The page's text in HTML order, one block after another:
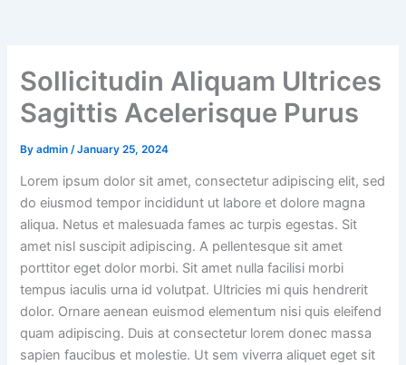
Sollicitudin Aliquam Ultrices
Sagittis Acelerisque Purus
Byadmin/January 25, 2024
Lorem ipsum dolor sit amet, consectetur adipiscing elit, sed
do eiusmod tempor incididunt ut labore et dolore magna
aliqua. Netus et malesuada fames ac turpis egestas. Sit
amet nisl suscipit adipiscing. A pellentesque sit amet
porttitor eget dolor morbi. Sit amet nulla facilisi morbi
tempus iaculis urna id volutpat. Ultricies mi quis hendrerit
dolor. Ornare aenean euismod elementum nisi quis eleifend
quam adipiscing. Duis at consectetur lorem donec massa
sapien faucibus et molestie. Ut sem viverra aliquet eget sit